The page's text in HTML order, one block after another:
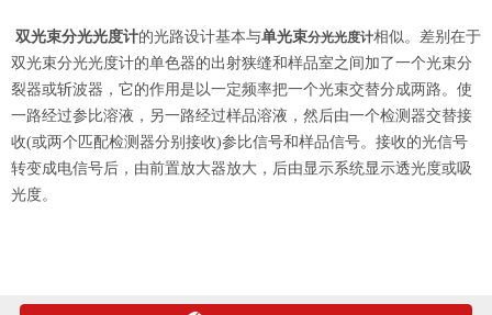
双光束分光光度计的光路设计基本与单光束分光光度计相似。差别在于
双光束分光光度计的单色器的出射狭缝和样品室之间加了一个光束分
裂器或斩波器，它的作用是以一定频率把一个光束交替分成两路。使
一路经过参比溶液，另一路经过样品溶液， 然后由一个检测器交替接
收(或两个匹配检测器分别接收)参比信号和样品信号。接收的光信号
转变成电信号后，由前置放大器放大，后由显示系统显示透光度或吸
光度。